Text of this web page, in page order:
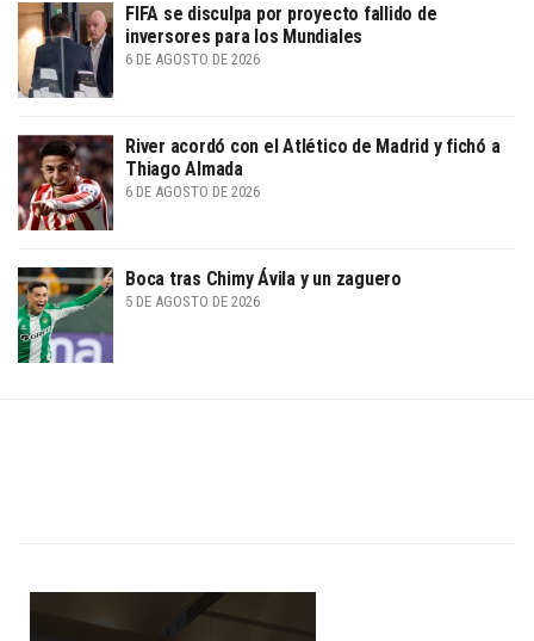
FIFA se disculpa por proyecto fallido de
inversores para los Mundiales
6 DE AGOSTO DE 2026
River acordó con el Atlético de Madrid y fichó a
Thiago Almada
6 DE AGOSTO DE 2026
Boca tras Chimy Ávila y un zaguero
5 DE AGOSTO DE 2026